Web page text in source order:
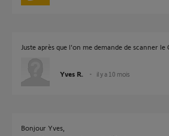
Juste après que l'on me demande de scanner le
Yves R. il y a 10 mois
Bonjour Yves,